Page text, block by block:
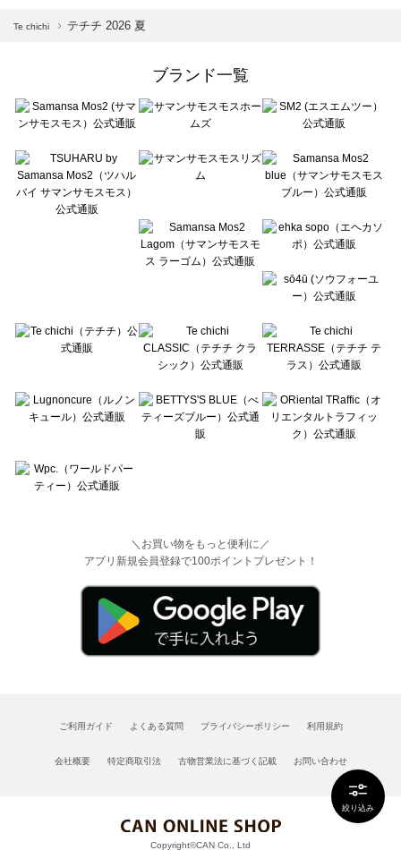
絞り込み
Samansa Mos2 blue（サマンサモスモス ブルー）の一覧
Te chichi（テチチ）の一覧
Te chichi CLASSIC（テチチ クラシック）の一覧
Lugnoncure（ルノンキュール）の一覧
BETTY'S BLUE（べティーズブルー）の一覧
Wpc.（ワールドパーティー）の一覧
Te chichi テチチ 2026 夏
ブランド一覧
＼お買い物をもっと便利に／
アプリ新規会員登録で100ポイントプレゼント！
ご利用ガイド よくある質問 プライバシーポリシー 利用規約
会社概要 特定商取引法 古物営業法に基づく記載 お問い合わせ
Copyright©CAN Co., Ltd